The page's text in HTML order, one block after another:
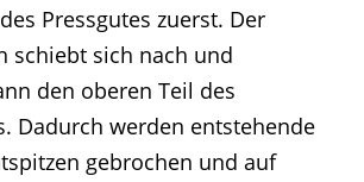
Pressgutes zuerst. Der
schiebt sich nach und
den oberen Teil des
Dadurch werden entstehende
gebrochen und auf